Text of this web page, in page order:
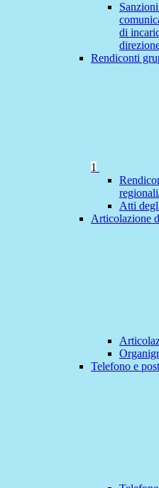
di
Rendiconti
1
Atti
Articolazione
Telefono e